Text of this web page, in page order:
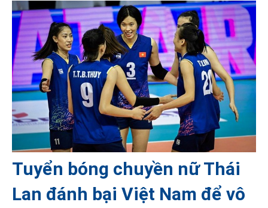
Tuyển bóng chuyền nữ Thái
Lan đánh bại Việt Nam để vô